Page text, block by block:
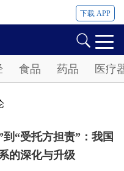
下载 APP
食品 药品 医疗
“受托方担责”：我国
的深化与升级